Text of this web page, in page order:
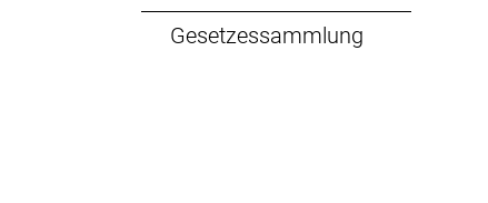
Gesetzessammlung